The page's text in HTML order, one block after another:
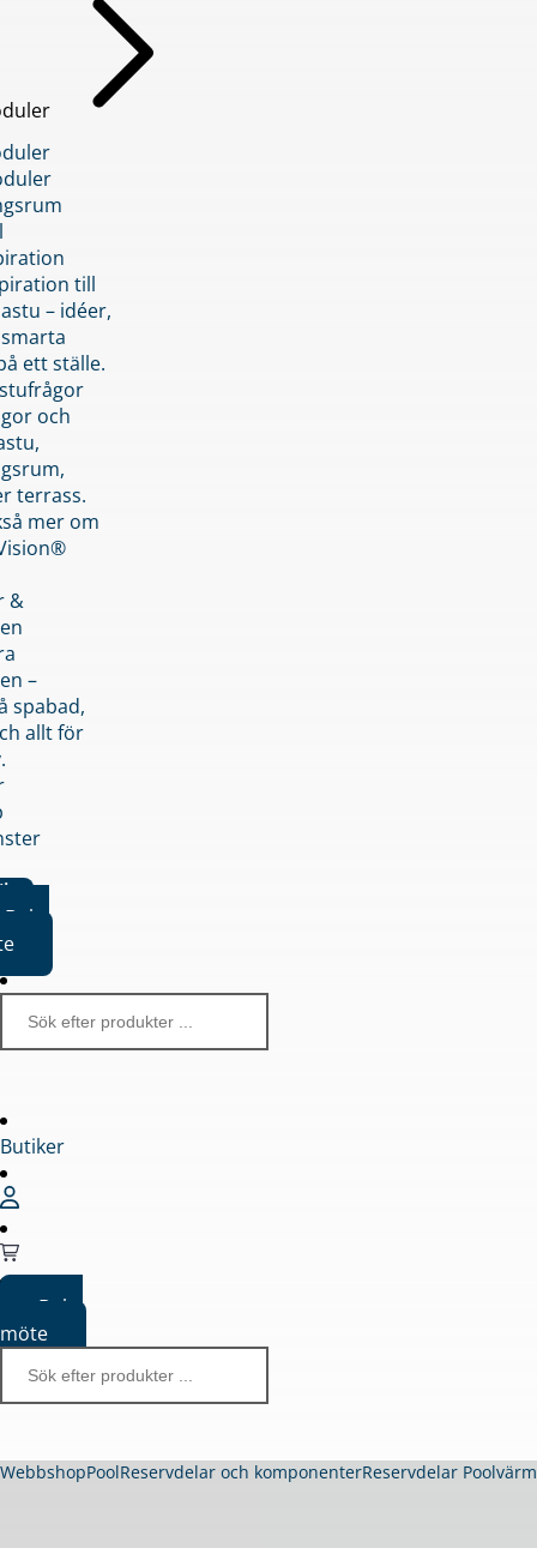
till
– idéer,
ett ställe.
och
terrass.
mer om
&
–
spabad,
allt för
Boka
Butiker
Boka
möte
WebbshopPoolReservdelar och komponenterReservdelar